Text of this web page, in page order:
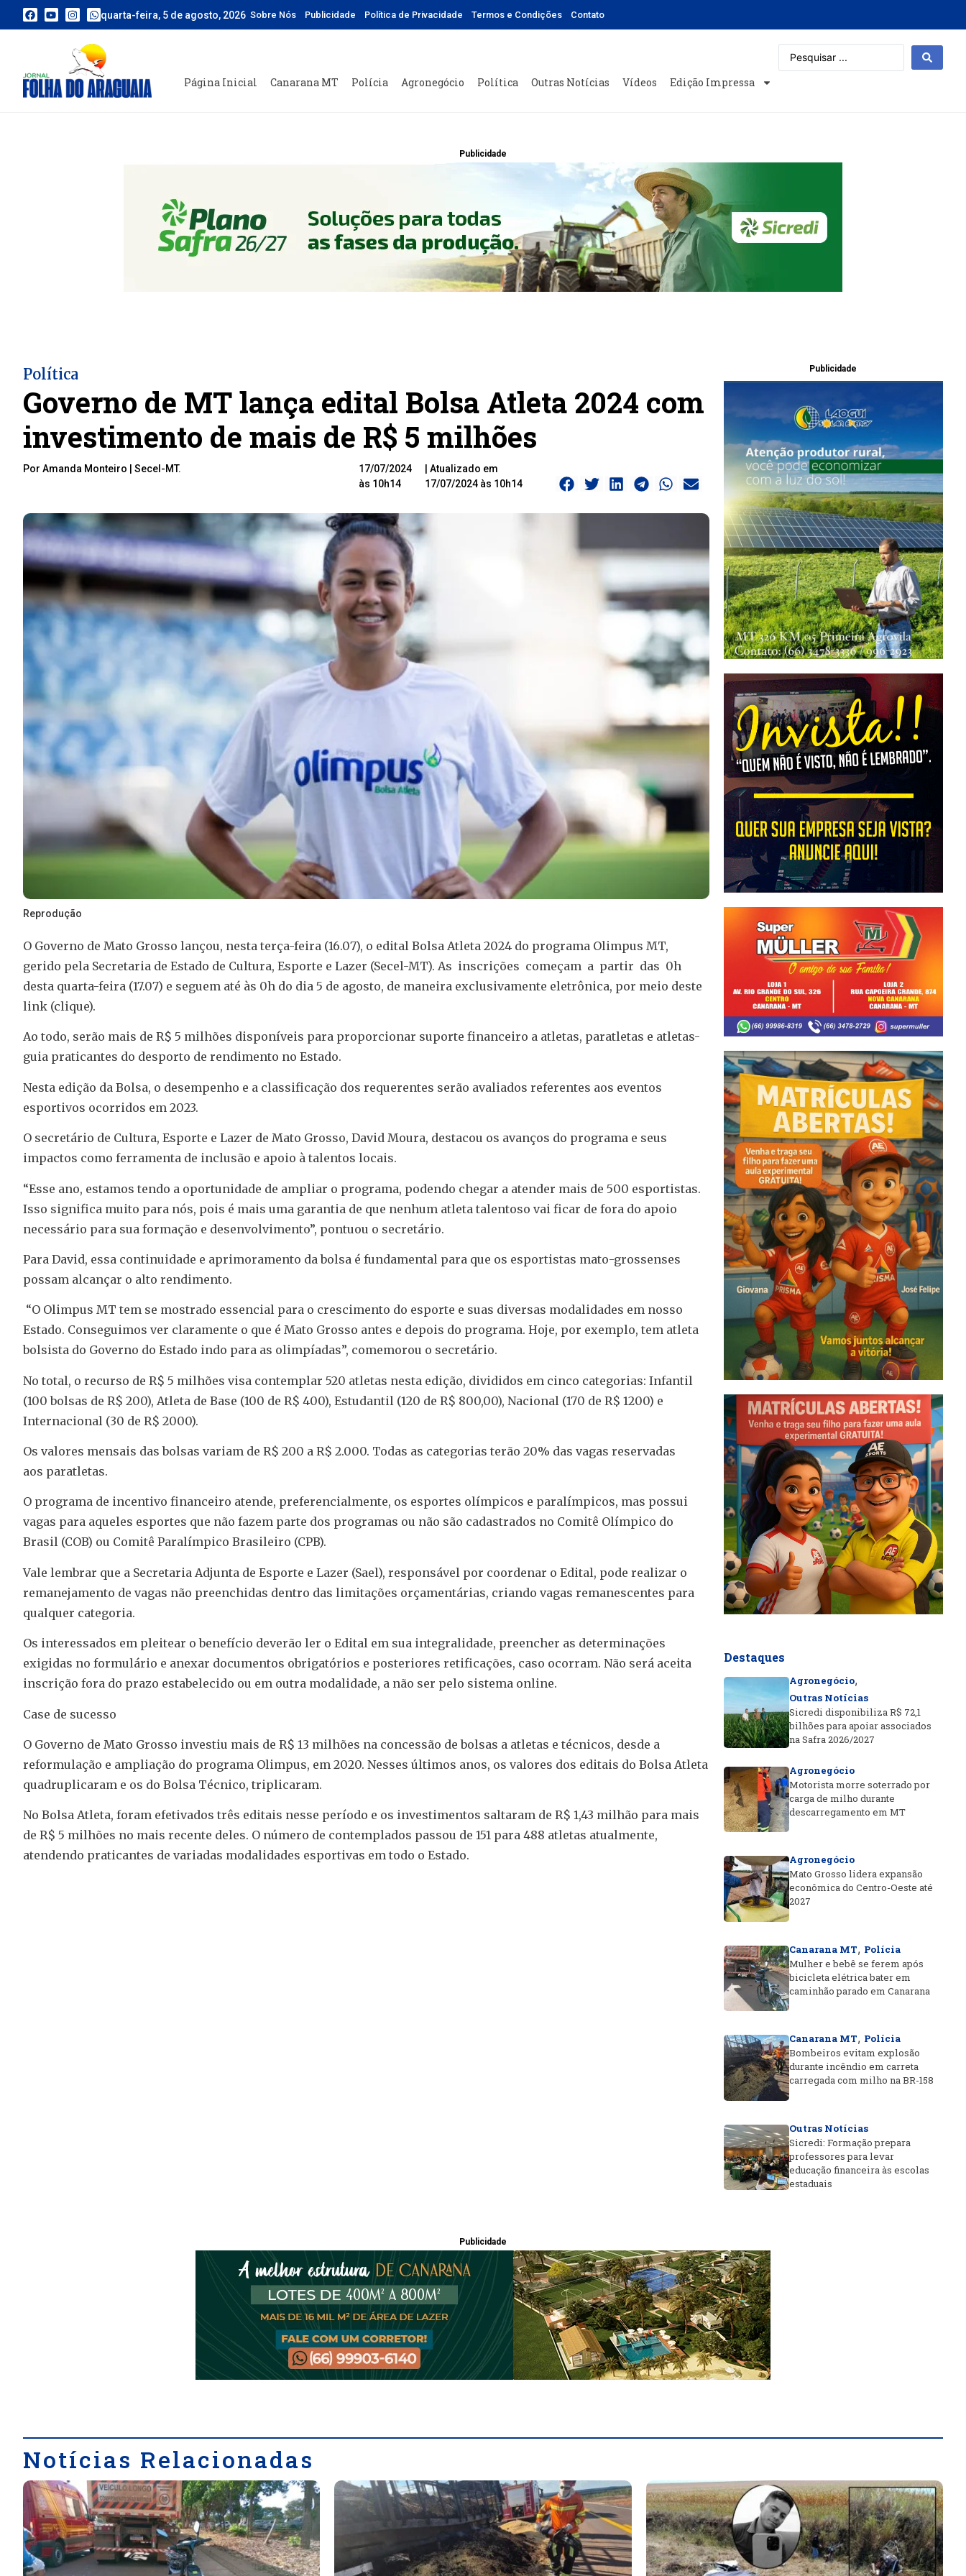
quarta-feira, 5 de agosto, 2026 Sobre Nós Publicidade Política de Privacidade Termos e Condições Contato
Página Inicial Canarana MT Polícia Agronegócio Política Outras Notícias Vídeos Edição Impressa
Publicidade
Política
Governo de MT lança edital Bolsa Atleta 2024 com
investimento de mais de R$ 5 milhões
Por Amanda Monteiro | Secel-MT.
17/07/2024
às 10h14
| Atualizado em
17/07/2024 às 10h14
Reprodução
O Governo de Mato Grosso lançou, nesta terça-feira (16.07), o edital Bolsa Atleta 2024 do programa Olimpus MT,
gerido pela Secretaria de Estado de Cultura, Esporte e Lazer (Secel-MT). As inscrições começam a partir das 0h
desta quarta-feira (17.07) e seguem até às 0h do dia 5 de agosto, de maneira exclusivamente eletrônica, por meio deste
link (clique).
Ao todo, serão mais de R$ 5 milhões disponíveis para proporcionar suporte financeiro a atletas, paratletas e atletas-
guia praticantes do desporto de rendimento no Estado.
Nesta edição da Bolsa, o desempenho e a classificação dos requerentes serão avaliados referentes aos eventos
esportivos ocorridos em 2023.
O secretário de Cultura, Esporte e Lazer de Mato Grosso, David Moura, destacou os avanços do programa e seus
impactos como ferramenta de inclusão e apoio à talentos locais.
“Esse ano, estamos tendo a oportunidade de ampliar o programa, podendo chegar a atender mais de 500 esportistas.
Isso significa muito para nós, pois é mais uma garantia de que nenhum atleta talentoso vai ficar de fora do apoio
necessário para sua formação e desenvolvimento”, pontuou o secretário.
Para David, essa continuidade e aprimoramento da bolsa é fundamental para que os esportistas mato-grossenses
possam alcançar o alto rendimento.
“O Olimpus MT tem se mostrado essencial para o crescimento do esporte e suas diversas modalidades em nosso
Estado. Conseguimos ver claramente o que é Mato Grosso antes e depois do programa. Hoje, por exemplo, tem atleta
bolsista do Governo do Estado indo para as olimpíadas”, comemorou o secretário.
No total, o recurso de R$ 5 milhões visa contemplar 520 atletas nesta edição, divididos em cinco categorias: Infantil
(100 bolsas de R$ 200), Atleta de Base (100 de R$ 400), Estudantil (120 de R$ 800,00), Nacional (170 de R$ 1200) e
Internacional (30 de R$ 2000).
Os valores mensais das bolsas variam de R$ 200 a R$ 2.000. Todas as categorias terão 20% das vagas reservadas
aos paratletas.
O programa de incentivo financeiro atende, preferencialmente, os esportes olímpicos e paralímpicos, mas possui
vagas para aqueles esportes que não fazem parte dos programas ou não são cadastrados no Comitê Olímpico do
Brasil (COB) ou Comitê Paralímpico Brasileiro (CPB).
Vale lembrar que a Secretaria Adjunta de Esporte e Lazer (Sael), responsável por coordenar o Edital, pode realizar o
remanejamento de vagas não preenchidas dentro das limitações orçamentárias, criando vagas remanescentes para
qualquer categoria.
Os interessados em pleitear o benefício deverão ler o Edital em sua integralidade, preencher as determinações
exigidas no formulário e anexar documentos obrigatórios e posteriores retificações, caso ocorram. Não será aceita
inscrição fora do prazo estabelecido ou em outra modalidade, a não ser pelo sistema online.
Case de sucesso
O Governo de Mato Grosso investiu mais de R$ 13 milhões na concessão de bolsas a atletas e técnicos, desde a
reformulação e ampliação do programa Olimpus, em 2020. Nesses últimos anos, os valores dos editais do Bolsa Atleta
quadruplicaram e os do Bolsa Técnico, triplicaram.
No Bolsa Atleta, foram efetivados três editais nesse período e os investimentos saltaram de R$ 1,43 milhão para mais
de R$ 5 milhões no mais recente deles. O número de contemplados passou de 151 para 488 atletas atualmente,
atendendo praticantes de variadas modalidades esportivas em todo o Estado.
Publicidade
Destaques
Agronegócio,
Outras Notícias
Sicredi disponibiliza R$ 72,1
bilhões para apoiar associados
na Safra 2026/2027
Agronegócio
Motorista morre soterrado por
carga de milho durante
descarregamento em MT
Agronegócio
Mato Grosso lidera expansão
econômica do Centro-Oeste até
2027
Canarana MT, Polícia
Mulher e bebê se ferem após
bicicleta elétrica bater em
caminhão parado em Canarana
Canarana MT, Polícia
Bombeiros evitam explosão
durante incêndio em carreta
carregada com milho na BR-158
Outras Notícias
Sicredi: Formação prepara
professores para levar
educação financeira às escolas
estaduais
Publicidade
Notícias Relacionadas